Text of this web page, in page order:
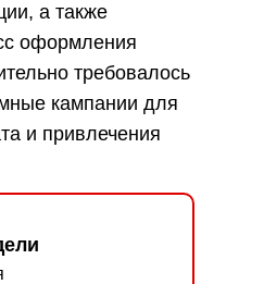
а также
оформления
требовалось
кампании для
и привлечения